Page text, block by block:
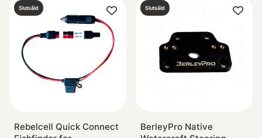
Slutsåld
Rebelcell Quick Connect
Slutsåld
BerleyPro Native